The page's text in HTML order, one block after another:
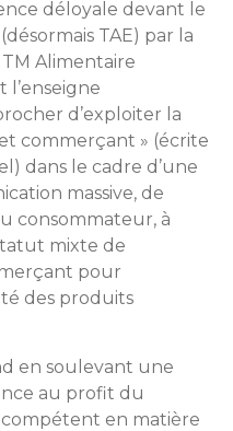
déloyale devant le
TAE) par la
Alimentaire
d’exploiter la
commerçant » (écrite
dans le cadre d’une
massive, de
consommateur, à
mixte de
pour
des produits
en soulevant une
au profit du
en matière